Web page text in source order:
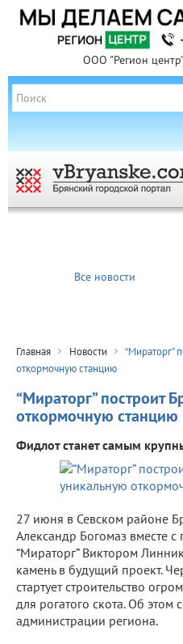
ООО "Регион
Все новости
Главная Новости
“Мираторг”
откормочную станцию
“Мираторг” построит
откормочную станцию
Фидлот станет самым
27 июня в Севском районе
Александр Богомаз вместе
“Мираторг” Виктором
камень в будущий проект.
стартует строительство
для рогатого скота. Об
администрации региона.